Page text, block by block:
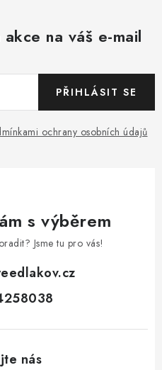
na váš e-mail
ochrany osobních údajů
PŘIHLÁSIT SE
s výběrem
Jsme tu pro vás!